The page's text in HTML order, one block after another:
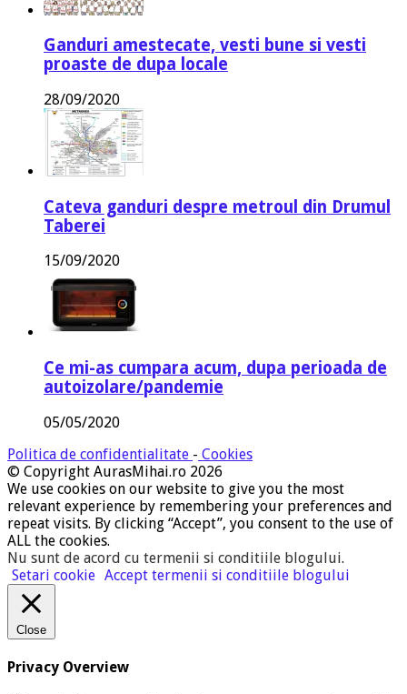
Ganduri amestecate, vesti bune si vesti
proaste de dupa locale
28/09/2020
Cateva ganduri despre metroul din Drumul
Taberei
15/09/2020
Ce mi-as cumpara acum, dupa perioada de
autoizolare/pandemie
05/05/2020
Politica de confidentialitate - Cookies
© Copyright AurasMihai.ro 2026
We use cookies on our website to give you the most
relevant experience by remembering your preferences and
repeat visits. By clicking “Accept”, you consent to the use of
ALL the cookies.
Nu sunt de acord cu termenii si conditiile blogului.
Setari cookie Accept termenii si conditiile blogului
Close
Privacy Overview